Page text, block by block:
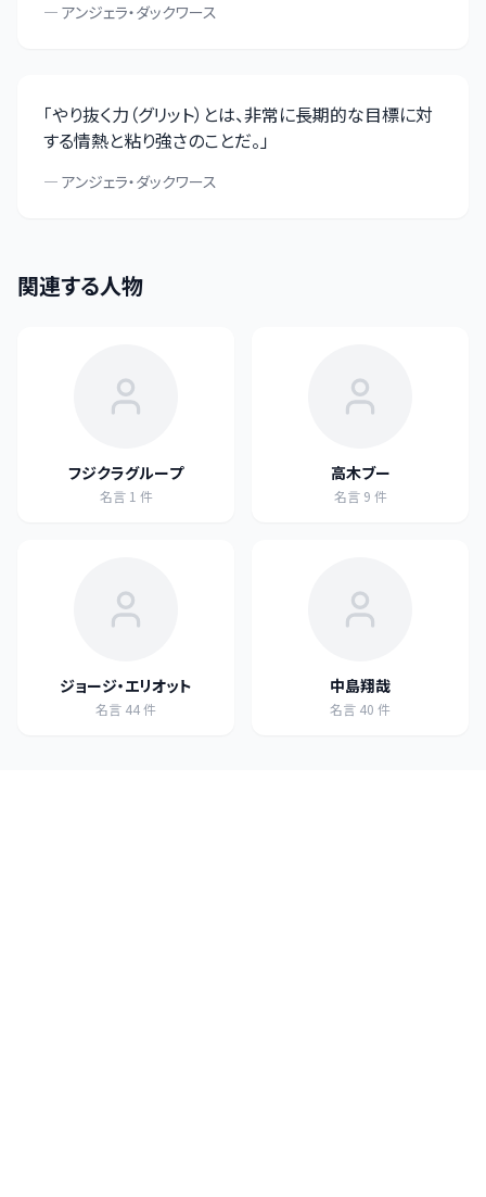
— アンジェラ・ダックワース
「やり抜く力（グリット）とは、非常に長期的な目標に対
する情熱と粘り強さのことだ。」
— アンジェラ・ダックワース
関連する人物
フジクラグループ
名言 1 件
高木ブー
名言 9 件
ジョージ・エリオット
名言 44件
中島翔哉
名言 40 件